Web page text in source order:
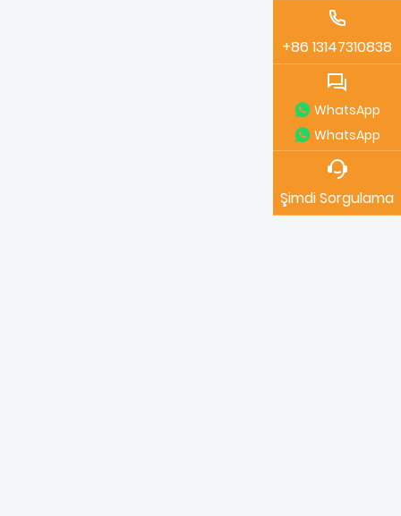
özelleştirilmiş ve seri üretim hizmetleri
sunuyoruz ve otomotiv parça üreticilerini
daha detaylı işbirliği için bizimle iletişime
+86 13147310838
WhatsApp
WhatsApp
Şimdi Sorgulama